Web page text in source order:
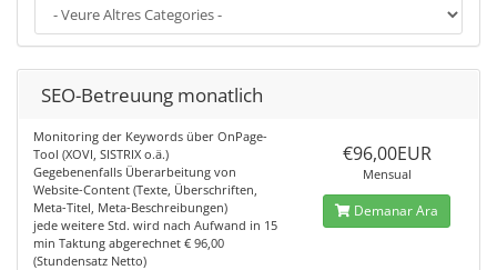
SEO-Betreuung monatlich
Monitoring der Keywords über OnPage-
Tool (XOVI, SISTRIX o.ä.)
Gegebenenfalls Überarbeitung von
Website-Content (Texte, Überschriften,
Meta-Titel, Meta-Beschreibungen)
jede weitere Std. wird nach Aufwand in 15
min Taktung abgerechnet € 96,00
(Stundensatz Netto)
€96,00EUR
Mensual
Demanar Ara